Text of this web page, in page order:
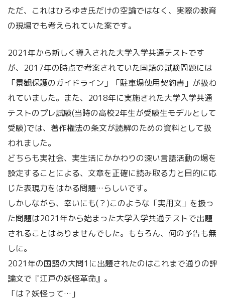
ただ、これはひろゆき氏だけの空論ではなく、実際の教育
の現場でも考えられていた案です。
2021年から新しく導入された大学入学共通テストです
が、2017年の時点で考案されていた国語の試験問題には
「景観保護のガイドライン」「駐車場使用契約書」が扱わ
れていました。また、2018年に実施された大学入学共通
テストのプレ試験(当時の高校2年生が受験生モデルとして
受験)では、著作権法の条文が読解のための資料として扱
われました。
どちらも実社会、実生活にかかわりの深い言語活動の場を
設定することによる、文章を正確に読み取る力と目的に応
じた表現力をはかる問題…らしいです。
しかしながら、幸いにも(？)このような「実用文」を扱っ
た問題は2021年から始まった大学入学共通テストで出題
されることはありませんでした。もちろん、何の予告も無
しに。
2021年の国語の大問1に出題されたのはこれまで通りの評
論文で『江戸の妖怪革命』。
「は？妖怪って…」